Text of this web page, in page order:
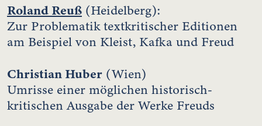
Roland Reuß (Heidelberg):
Zur Problematik textkritischer Editionen
am Beispiel von Kleist, Kafka und Freud
Christian Huber (Wien)
Umrisse einer möglichen historisch-
kritischen Ausgabe der Werke Freuds